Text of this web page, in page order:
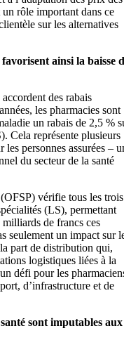
rôle important dans ce
sur les alternatives
ainsi la baisse
des rabais
les pharmacies sont
un rabais de 2,5 %
Cela représente plusieurs
personnes assurées –
du secteur de la santé
vérifie tous les trois
(LS), permettant
de francs ces
seulement un impact sur
part de distribution qui,
logistiques liées à la
défi pour les
d’infrastructure et de
sont imputables aux